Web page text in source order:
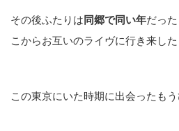
その後ふたりは同郷で同い年だっ
こからお互いのライヴに行き来した
この東京にいた時期に出会ったもう